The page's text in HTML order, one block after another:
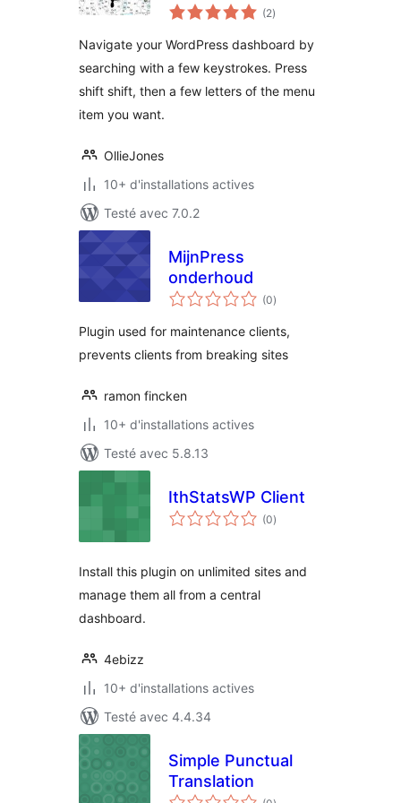
(2notes
en
)
Navigate your WordPress dashboard by
searching with a few keystrokes. Press
shift shift, then a few letters of the menu
item you want.
OllieJones
10+ d'installations actives
Testé avec 7.0.2
MijnPress
onderhoud
(0notes
en
)
Plugin used for maintenance clients,
prevents clients from breaking sites
ramon fincken
10+ d'installations actives
Testé avec 5.8.13
IthStatsWP Client
(0notes
en
)
Install this plugin on unlimited sites and
manage them all from a central
dashboard.
4ebizz
10+ d'installations actives
Testé avec 4.4.34
Simple Punctual
Translation
notes